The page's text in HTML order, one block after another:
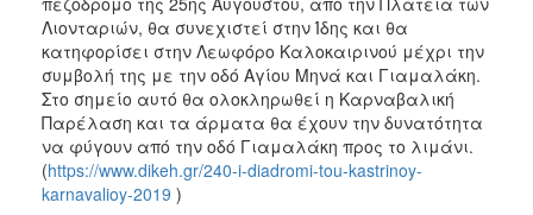
ΠΟΛΙΤΙΣΜΟΣ
ΑΝΘΕΚΤΙΚΗ
ΠΟΛΗ
Λιονταριών, θα συνεχιστεί στην Ίδης και θα
κατηφορίσει στην Λεωφόρο Καλοκαιρινού μέχρι την
συμβολή της με την οδό Αγίου Μηνά και Γιαμαλάκη.
Στο σημείο αυτό θα ολοκληρωθεί η Καρναβαλική
Παρέλαση και τα άρματα θα έχουν την δυνατότητα
να φύγουν από την οδό Γιαμαλάκη προς το λιμάνι.
(https://www.dikeh.gr/240-i-diadromi-tou-kastrinoy-
karnavalioy-2019 )